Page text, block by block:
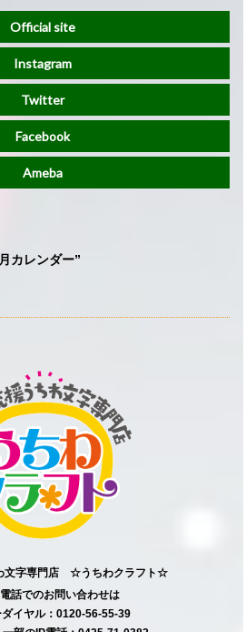
Official site
Instagram
Twitter
Facebook
Ameba
文字専門店 ☆うちわクラフト☆
話でのお問い合わせは
イヤル：0120-56-55-39